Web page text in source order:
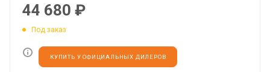
44 680 ₽
Под заказ
КУПИТЬ У ОФИЦИАЛЬНЫХ ДИЛЕРОВ